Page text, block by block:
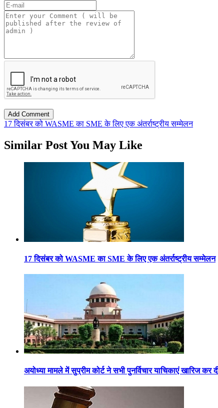
17 दिसंबर को WASME का SME के लिए एक अंतर्राष्ट्रीय सम्मेलन
Similar Post You May Like
17 दिसंबर को WASME का SME के लिए एक अंतर्राष्ट्रीय सम्मेलन
अयोध्या मामले में सुप्रीम कोर्ट ने सभी पुनर्विचार याचिकाएं खारिज कर